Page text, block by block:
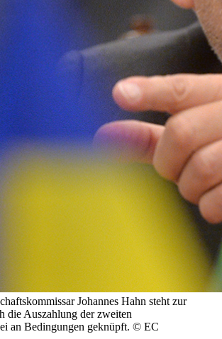
Johannes Hahn steht zur
die Auszahlung der zweiten
an Bedingungen geknüpft. © EC